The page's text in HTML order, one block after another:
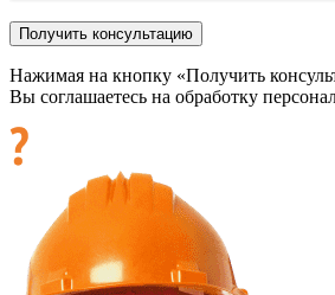
Нажимая на кнопку «Получить
Вы соглашаетесь на обработку